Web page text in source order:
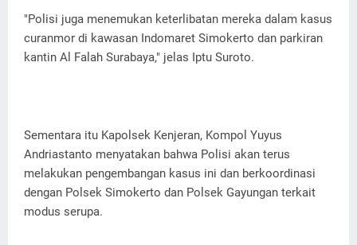
"Polisi juga menemukan keterlibatan mereka dalam kasus
curanmor di kawasan Indomaret Simokerto dan parkiran
kantin Al Falah Surabaya," jelas Iptu Suroto.
Sementara itu Kapolsek Kenjeran, Kompol Yuyus
Andriastanto menyatakan bahwa Polisi akan terus
melakukan pengembangan kasus ini dan berkoordinasi
dengan Polsek Simokerto dan Polsek Gayungan terkait
modus serupa.